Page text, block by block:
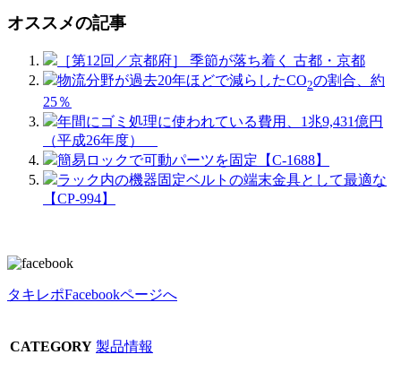
オススメの記事
［第12回／京都府］ 季節が落ち着く 古都・京都
物流分野が過去20年ほどで減らしたCO2の割合、約
25％
年間にゴミ処理に使われている費用、1兆9,431億円
（平成26年度）
簡易ロックで可動パーツを固定【C-1688】
ラック内の機器固定ベルトの端末金具として最適な
【CP-994】
タキレポFacebookページへ
CATEGORY 製品情報